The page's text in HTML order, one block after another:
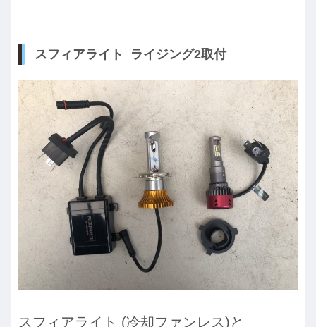
スフィアライト ライジング2取付
スフィアライト (冷却ファンレス)と